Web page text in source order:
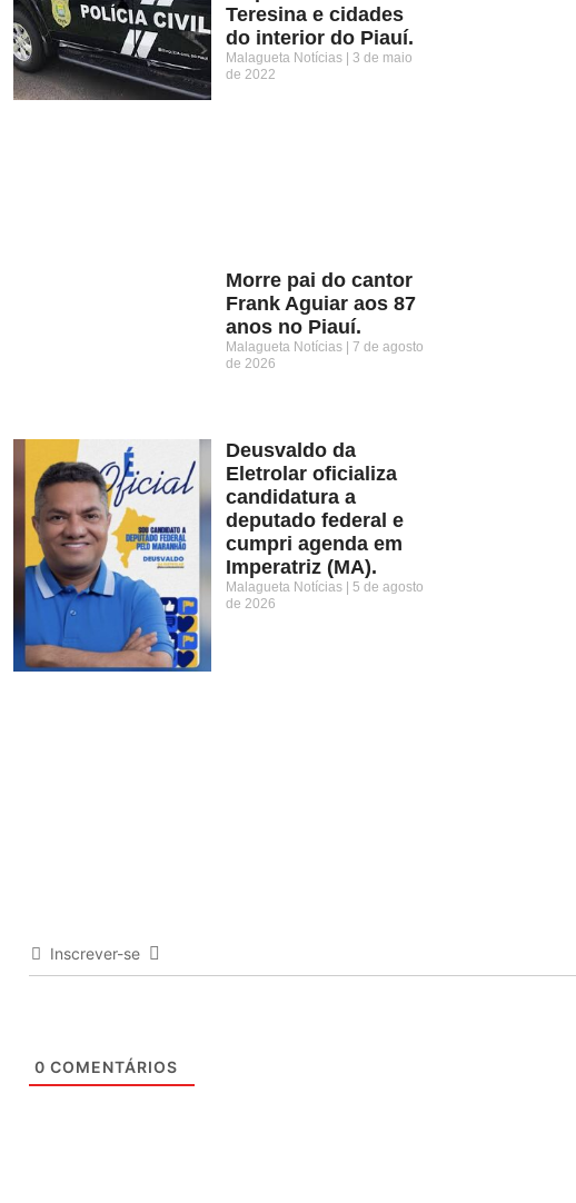
Teresina e cidades
do interior do Piauí.
Malagueta Notícias
3 de maio
de 2022
Morre pai do cantor
Frank Aguiar aos 87
anos no Piauí.
Malagueta Notícias
7 de agosto
de 2026
Deusvaldo da
Eletrolar oficializa
candidatura a
deputado federal e
cumpri agenda em
Imperatriz (MA).
Malagueta Notícias
5 de agosto
de 2026
Inscrever-se
0 COMENTÁRIOS